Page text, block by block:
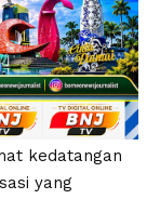
kedatangan
yang